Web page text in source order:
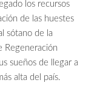
los recursos
de las huestes
sótano de la
Regeneración
sueños de llegar a
alta del país.